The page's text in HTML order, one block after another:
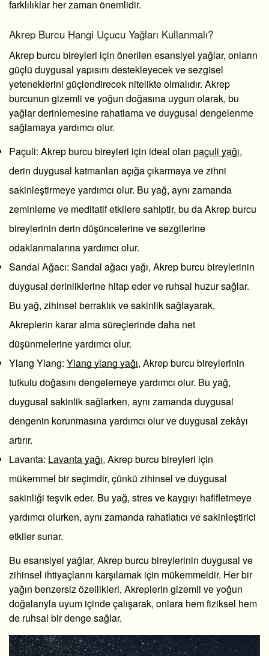
farklılıklar her zaman önemlidir.
Akrep Burcu Hangi Uçucu Yağları Kullanmalı?
Akrep burcu bireyleri için önerilen esansiyel yağlar, onların
güçlü duygusal yapısını destekleyecek ve sezgisel
yeteneklerini güçlendirecek nitelikte olmalıdır. Akrep
burcunun gizemli ve yoğun doğasına uygun olarak, bu
yağlar derinlemesine rahatlama ve duygusal dengelenme
sağlamaya yardımcı olur.
Paçuli: Akrep burcu bireyleri için ideal olan paçuli yağı,
derin duygusal katmanları açığa çıkarmaya ve zihni
sakinleştirmeye yardımcı olur. Bu yağ, aynı zamanda
zeminleme ve meditatif etkilere sahiptir, bu da Akrep burcu
bireylerinin derin düşüncelerine ve sezgilerine
odaklanmalarına yardımcı olur.
Sandal Ağacı: Sandal ağacı yağı, Akrep burcu bireylerinin
duygusal derinliklerine hitap eder ve ruhsal huzur sağlar.
Bu yağ, zihinsel berraklık ve sakinlik sağlayarak,
Akreplerin karar alma süreçlerinde daha net
düşünmelerine yardımcı olur.
Ylang Ylang: Ylang ylang yağı, Akrep burcu bireylerinin
tutkulu doğasını dengelemeye yardımcı olur. Bu yağ,
duygusal sakinlik sağlarken, aynı zamanda duygusal
dengenin korunmasına yardımcı olur ve duygusal zekâyı
artırır.
Lavanta: Lavanta yağı, Akrep burcu bireyleri için
mükemmel bir seçimdir, çünkü zihinsel ve duygusal
sakinliği teşvik eder. Bu yağ, stres ve kaygıyı hafifletmeye
yardımcı olurken, aynı zamanda rahatlatıcı ve sakinleştirici
etkiler sunar.
Bu esansiyel yağlar, Akrep burcu bireylerinin duygusal ve
zihinsel ihtiyaçlarını karşılamak için mükemmeldir. Her bir
yağın benzersiz özellikleri, Akreplerin gizemli ve yoğun
doğalarıyla uyum içinde çalışarak, onlara hem fiziksel hem
de ruhsal bir denge sağlar.